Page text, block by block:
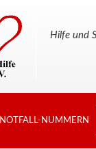
Hilfe und
NOTFALL-NUMMERN